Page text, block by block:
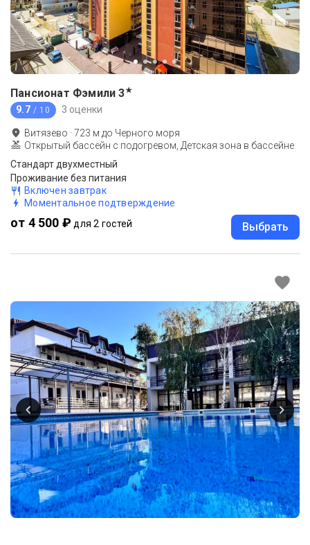
Пансионат Фэмили 3★
9.7 / 10 3 оценки
Витязево ·723 м до Черного моря
Открытый бассейн с подогревом, Детская зона в бассейне
Стандарт двухместный
Проживание без питания
Включен завтрак
Моментальное подтверждение
от 4 500 ₽ для 2 гостей Выбрать